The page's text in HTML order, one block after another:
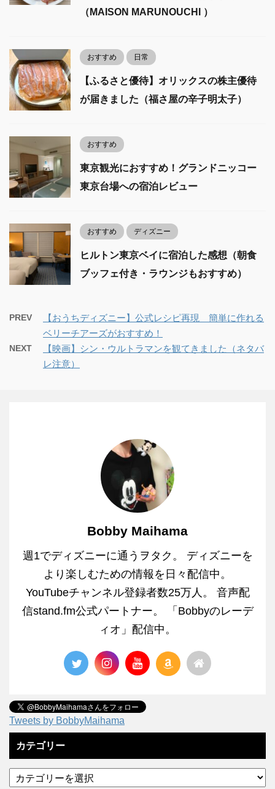
（MAISON MARUNOUCHI ）
おすすめ 日常
【ふるさと優待】オリックスの株主優待
が届きました（福さ屋の辛子明太子）
おすすめ
東京観光におすすめ！グランドニッコー
東京台場への宿泊レビュー
おすすめ ディズニー
ヒルトン東京ベイに宿泊した感想（朝食
ブッフェ付き・ラウンジもおすすめ）
PREV
【おうちディズニー】公式レシピ再現 簡単に作れる
ベリーチアーズがおすすめ！
NEXT
【映画】シン・ウルトラマンを観てきました（ネタバ
レ注意）
Bobby Maihama
週1でディズニーに通うヲタク。 ディズニーを
より楽しむための情報を日々配信中。
YouTubeチャンネル登録者数25万人。 音声配
信stand.fm公式パートナー。 「Bobbyのレーデ
ィオ」配信中。
Tweets by BobbyMaihama
カテゴリー